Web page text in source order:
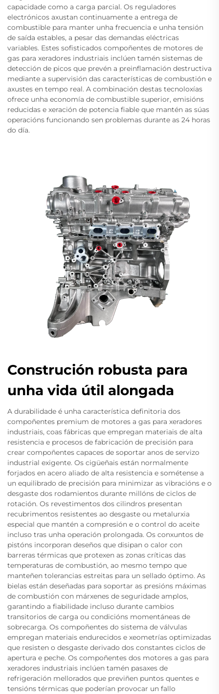
capacidade como a carga parcial. Os reguladores
electrónicos axustan continuamente a entrega de
combustible para manter unha frecuencia e unha tensión
de saída estables, a pesar das demandas eléctricas
variables. Estes sofisticados compoñentes de motores de
gas para xeradores industriais inclúen tamén sistemas de
detección de picos que prevén a preinflamación destructiva
mediante a supervisión das características de combustión e
axustes en tempo real. A combinación destas tecnoloxías
ofrece unha economía de combustible superior, emisións
reducidas e xeración de potencia fiable que mantén as súas
operacións funcionando sen problemas durante as 24 horas
do día.
Construción robusta para
unha vida útil alongada
A durabilidade é unha característica definitoria dos
compoñentes premium de motores a gas para xeradores
industriais, coas fábricas que empregan materiais de alta
resistencia e procesos de fabricación de precisión para
crear compoñentes capaces de soportar anos de servizo
industrial exigente. Os cigüeñais están normalmente
forjados en acero aliado de alta resistencia e sométense a
un equilibrado de precisión para minimizar as vibracións e o
desgaste dos rodamientos durante millóns de ciclos de
rotación. Os revestimentos dos cilindros presentan
recubrimentos resistentes ao desgaste ou metalurxia
especial que mantén a compresión e o control do aceite
incluso tras unha operación prolongada. Os conxuntos de
pistóns incorporan deseños que disipan o calor con
barreras térmicas que protexen as zonas críticas das
temperaturas de combustión, ao mesmo tempo que
manteñen tolerancias estreitas para un sellado óptimo. As
bielas están deseñadas para soportar as presións máximas
de combustión con márxenes de seguridade amplos,
garantindo a fiabilidade incluso durante cambios
transitorios de carga ou condicións momentáneas de
sobrecarga. Os compoñentes do sistema de válvulas
empregan materiais endurecidos e xeometrías optimizadas
que resisten o desgaste derivado dos constantes ciclos de
apertura e peche. Os compoñentes dos motores a gas para
xeradores industriais inclúen tamén pasaxes de
refrigeración mellorados que previñen puntos quentes e
tensións térmicas que poderían provocar un fallo